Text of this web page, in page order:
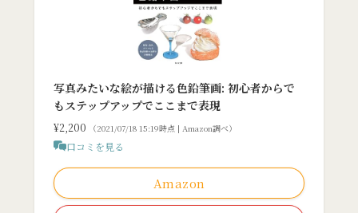
写真みたいな絵が描ける色鉛筆画: 初心者からで
もステップアップでここまで表現
¥2,200 （2021/07/18 15:19時点 | Amazon調べ）
口コミを見る
Amazon